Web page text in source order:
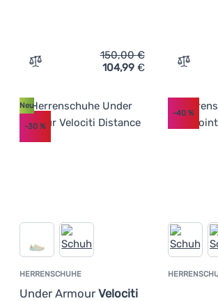
Zum Vergleich 'Herren
150,00€
104,99 € Zum
HERRENSCHUHE
Under Armour Velociti
Neu
-30 %
-40%